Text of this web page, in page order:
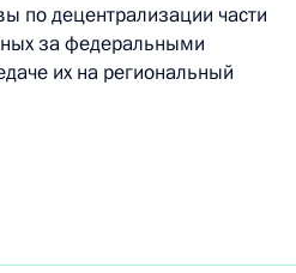
по децентрализации части
за федеральными
их на региональный